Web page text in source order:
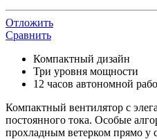
Отложить
Сравнить
Компактный дизайн
Три уровня мощности
12 часов автономной
Компактный вентилятор с
постоянного тока. Особые
прохладным ветерком прямо у